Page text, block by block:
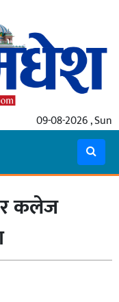
09-08-2026 , Sun
र कलेज